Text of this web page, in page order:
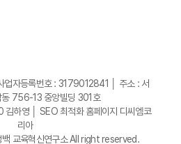
업자등록번호 : 3179012841 │ 주소 : 서
동 756-13 중앙빌딩 301호
하영 │ SEO 최적화 홈페이지 디씨엠코
리아
교육혁신연구소 All right reserved.